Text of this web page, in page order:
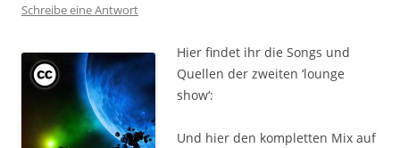
Schreibe eine Antwort
Hier findet ihr die Songs und
Quellen der zweiten ‘lounge
show‘:
Und hier den kompletten Mix auf